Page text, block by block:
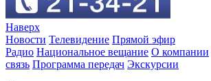
Наверх
Новости Телевидение Прямой эфир
Радио Национальное вещание О компании
связь Программа передач Экскурсии